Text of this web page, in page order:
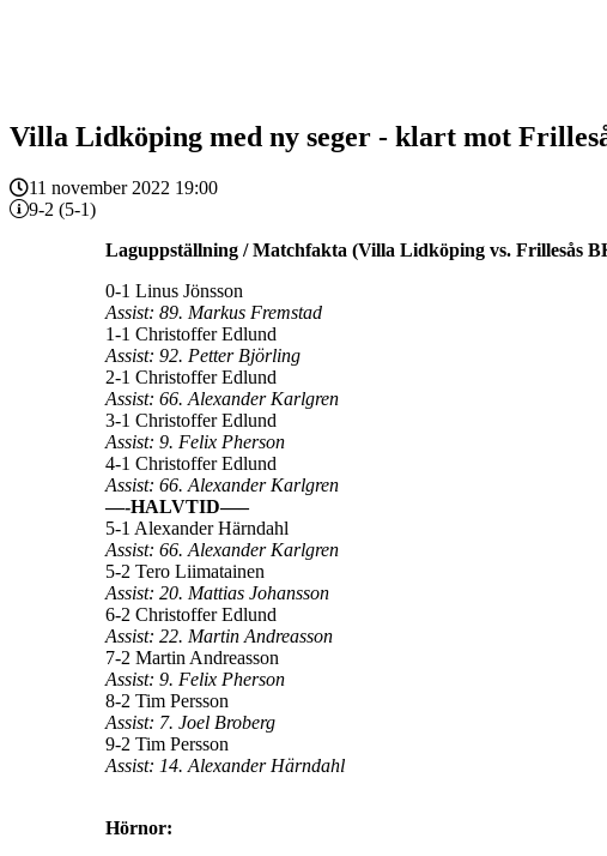
Villa Lidköping med ny seger - klart mot
11 november 2022 19:00
9-2 (5-1)
Laguppställning / Matchfakta (Villa Lidköping vs. Frillesås
0-1 Linus Jönsson
Assist: 89. Markus Fremstad
1-1 Christoffer Edlund
Assist: 92. Petter Björling
2-1 Christoffer Edlund
Assist: 66. Alexander Karlgren
3-1 Christoffer Edlund
Assist: 9. Felix Pherson
4-1 Christoffer Edlund
Assist: 66. Alexander Karlgren
—-HALVTID—–
5-1 Alexander Härndahl
Assist: 66. Alexander Karlgren
5-2 Tero Liimatainen
Assist: 20. Mattias Johansson
6-2 Christoffer Edlund
Assist: 22. Martin Andreasson
7-2 Martin Andreasson
Assist: 9. Felix Pherson
8-2 Tim Persson
Assist: 7. Joel Broberg
9-2 Tim Persson
Assist: 14. Alexander Härndahl
Hörnor: